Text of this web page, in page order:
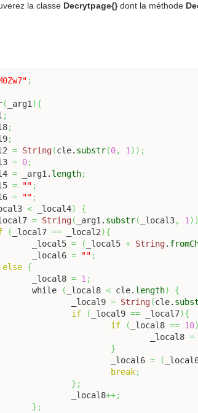
la classe Decrytpage{}dont la méthode
;
( _arg1){
;
;
;
= String(cle. substr(0, 1) ) ;
= 0;
= _arg1. length;
= "" ;
= "" ;
< _local4)
{
= String( _arg1. substr( _local3, 1) )
( _local7 == _local2){
			_local5
= ( _local5 + String.
			_local6
= "" ;
else {
			_local8
= 1;
			while
( _local8 < cle. length)
{
				_local9
= String(cle.
if
( _local9 == _local7){
if
( _local8 == 10)
						_local8
=
}
					_local6
= (
break;
} ;
				_local8
++;
} ;